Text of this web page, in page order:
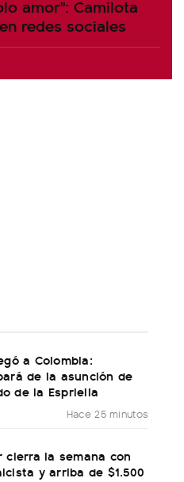
amor": Camilota
redes sociales
a Colombia:
de la asunción de
de la Espriella
Hace 25 minutos
cierra la semana con
y arriba de $1.500